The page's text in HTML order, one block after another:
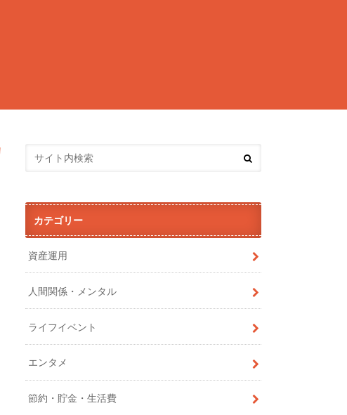
カテゴリー
資産運用
人間関係・メンタル
ライフイベント
エンタメ
節約・貯金・生活費